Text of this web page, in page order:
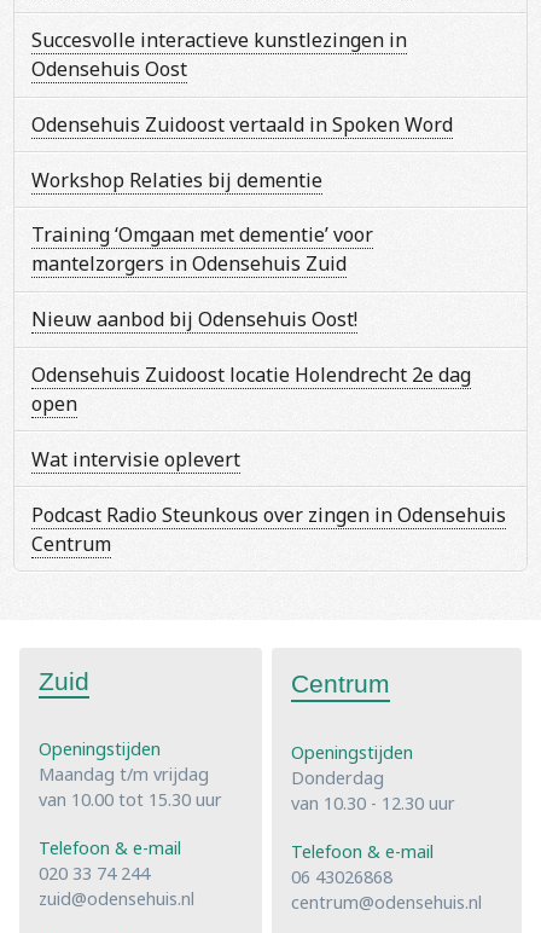
Succesvolle interactieve kunstlezingen in
Odensehuis Oost
Odensehuis Zuidoost vertaald in Spoken Word
Workshop Relaties bij dementie
Training ‘Omgaan met dementie’ voor
mantelzorgers in Odensehuis Zuid
Nieuw aanbod bij Odensehuis Oost!
Odensehuis Zuidoost locatie Holendrecht 2e dag
open
Wat intervisie oplevert
Podcast Radio Steunkous over zingen in Odensehuis
Centrum
Zuid
Openingstijden
Maandag t/m vrijdag
van 10.00 tot 15.30 uur
Telefoon & e-mail
020 33 74 244
zuid@odensehuis.nl
Centrum
Openingstijden
Donderdag
van 10.30 - 12.30 uur
Telefoon & e-mail
06 43026868
centrum@odensehuis.nl